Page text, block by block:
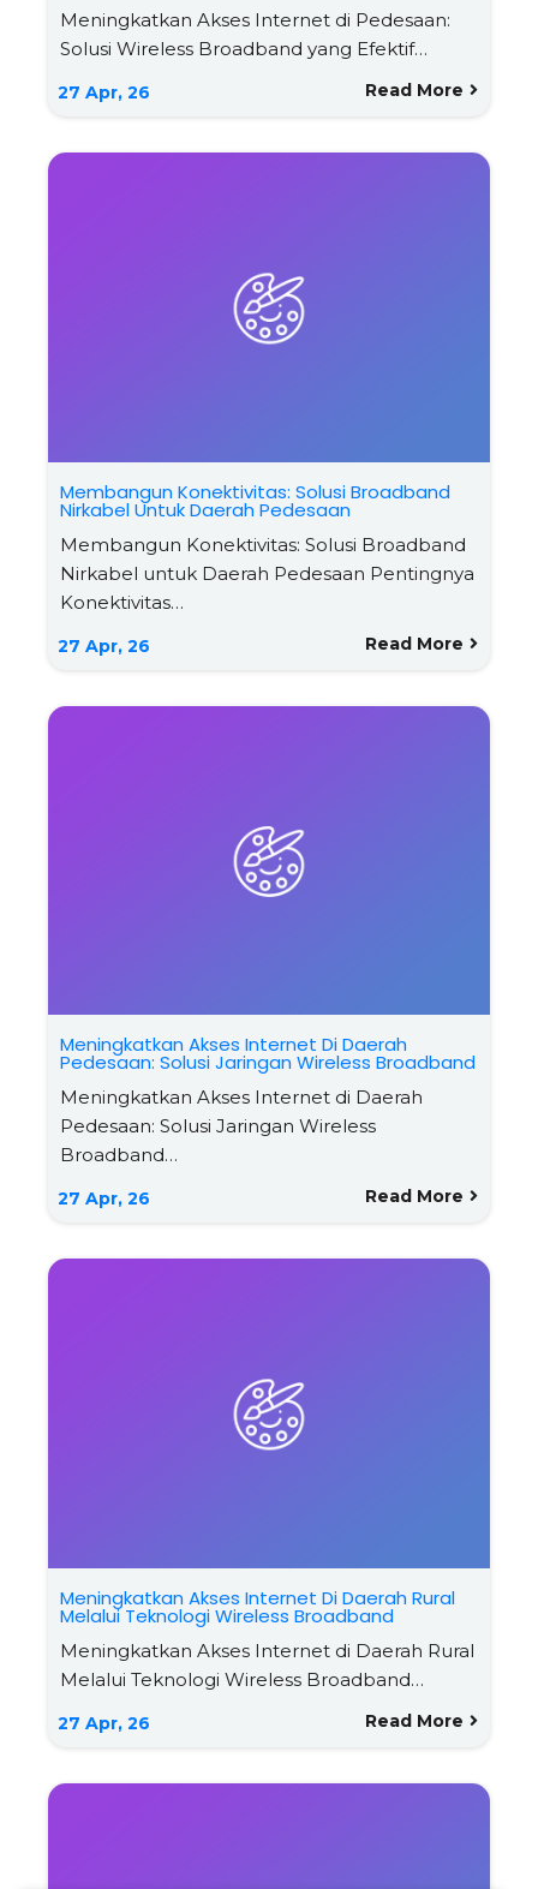
27 Apr, 26
Meningkatkan Akses Internet di Pedesaan:
Solusi Wireless Broadband yang Efektif…
Read More
Membangun Konektivitas: Solusi Broadband
Nirkabel Untuk Daerah Pedesaan
27 Apr, 26
Membangun Konektivitas: Solusi Broadband
Nirkabel untuk Daerah Pedesaan Pentingnya
Konektivitas…
Read More
Meningkatkan Akses Internet Di Daerah
Pedesaan: Solusi Jaringan Wireless Broadband
27 Apr, 26
Meningkatkan Akses Internet di Daerah
Pedesaan: Solusi Jaringan Wireless
Broadband…
Read More
Meningkatkan Akses Internet Di Daerah Rural
Melalui Teknologi Wireless Broadband
27 Apr, 26
Meningkatkan Akses Internet di Daerah Rural
Melalui Teknologi Wireless Broadband…
Read More